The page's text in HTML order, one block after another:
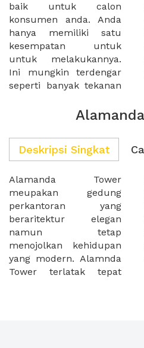
baik untuk calon
konsumen anda. Anda
hanya memiliki satu
kesempatan untuk
untuk melakukannya.
Ini mungkin terdengar
seperti banyak tekanan
kami memiliki
semuanya. Jadi
manfaatkan kami,
XWORK, dan mulai
rencanakan peluncuran
Deskripsi Singkat
Alamanda Tower
meupakan gedung
perkantoran yang
beraritektur elegan
namun tetap
menojolkan kehidupan
yang modern. Alamnda
Tower terlatak tepat
ditengah dan dikelilingi
oleh kawasan pusat
bisnis baru di Jakarta .
Menjadi pilihan terbaik
bagi Anda yang ingin
memiliki kantor di